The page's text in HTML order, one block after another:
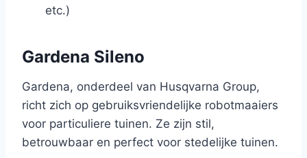
etc.)
Gardena Sileno
Gardena, onderdeel van Husqvarna Group,
richt zich op gebruiksvriendelijke robotmaaiers
voor particuliere tuinen. Ze zijn stil,
betrouwbaar en perfect voor stedelijke tuinen.